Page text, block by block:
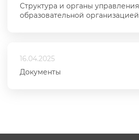
Структура и органы управления
образовательной организацией
16.04.2025
Документы